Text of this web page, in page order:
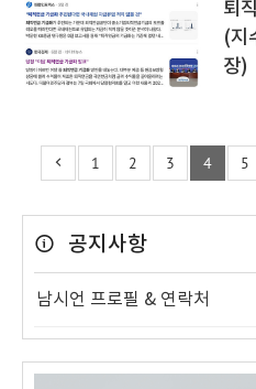
퇴
(지
장)
1 2 3 4 5
공지사항
남시언 프로필 & 연락처